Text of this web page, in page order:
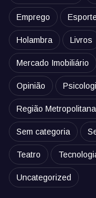
Emprego
Holambra Livros
Mercado Imobiliário
Opinião
Região
Sem categoria
Teatro
Uncategorized